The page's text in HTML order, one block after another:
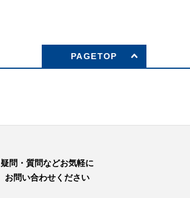
PAGETOP
疑問・質問などお気軽に
お問い合わせください